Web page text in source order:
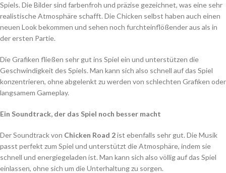
Spiels. Die Bilder sind farbenfroh und präzise gezeichnet, was eine sehr
realistische Atmosphäre schafft. Die Chicken selbst haben auch einen
neuen Look bekommen und sehen noch furchteinflößender aus als in
der ersten Partie.
Die Grafiken fließen sehr gut ins Spiel ein und unterstützen die
Geschwindigkeit des Spiels. Man kann sich also schnell auf das Spiel
konzentrieren, ohne abgelenkt zu werden von schlechten Grafiken oder
langsamem Gameplay.
Ein Soundtrack, der das Spiel noch besser macht
Der Soundtrack von Chicken Road 2ist ebenfalls sehr gut. Die Musik
passt perfekt zum Spiel und unterstützt die Atmosphäre, indem sie
schnell und energiegeladen ist. Man kann sich also völlig auf das Spiel
einlassen, ohne sich um die Unterhaltung zu sorgen.